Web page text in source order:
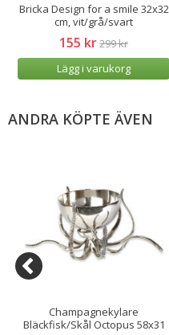
Bricka Design for a smile 32x32
cm, vit/grå/svart
155 kr299 kr
Lägg i varukorg
ANDRA KÖPTE ÄVEN
Champagnekylare
Bläckfisk/Skål Octopus 58x31